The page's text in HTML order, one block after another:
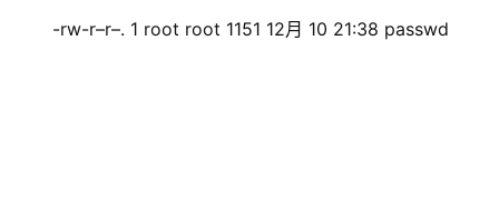
-rw-r–r–. 1 root root 1151 12月 10 21:38 passwd